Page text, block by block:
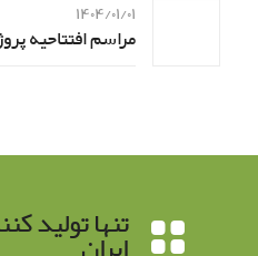
۱۴۰۴/۰۱/۰۱
مراسم افتتاحیه
تنها تولید